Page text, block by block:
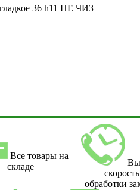
36 h11 НЕ ЧИЗ
Все товары на
складе
скорость
обработки